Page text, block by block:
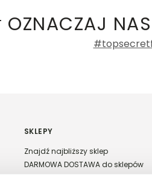
OZNACZAJ
SKLEPY
Znajdź najbliższy sklep
DARMOWA DOSTAWA do sklepów